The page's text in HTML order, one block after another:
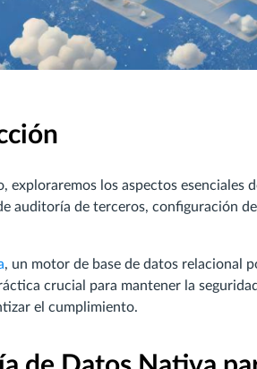
exploraremos los aspectos esenciales
auditoría de terceros, configuración
, un motor de base de datos relacional
crucial para mantener la
el cumplimiento.